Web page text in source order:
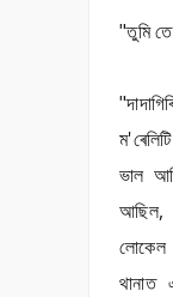
"তুমি
ভাল
আছিল,
লোকেল
থানাত